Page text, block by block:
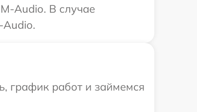
Audio. В случае
Audio.
график работ и займемся